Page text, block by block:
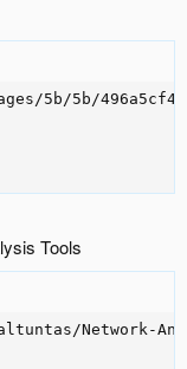
5b/5b/
Tools
Network-